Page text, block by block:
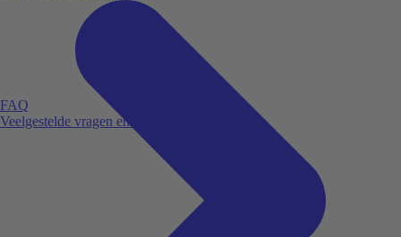
FAQ
Veelgestelde vragen en antwoorden.